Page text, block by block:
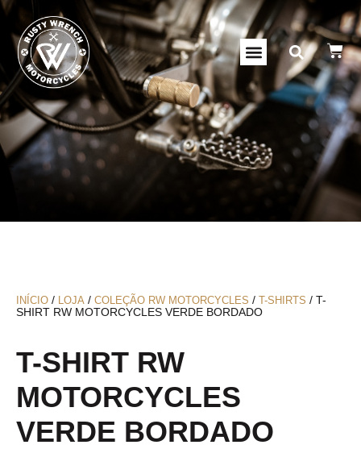
INÍCIO / LOJA / COLEÇÃO RW MOTORCYCLES / T-SHIRTS / T-
SHIRT RW MOTORCYCLES VERDE BORDADO
T-SHIRT RW
MOTORCYCLES
VERDE BORDADO